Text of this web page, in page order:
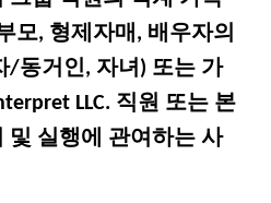
모, 형제자매, 배우자의
/동거인, 자녀) 또는 가
LLC. 직원 또는 본
및 실행에 관여하는 사